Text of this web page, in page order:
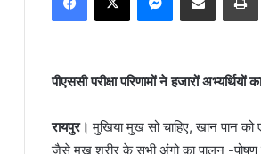
पीएससी परीक्षा परिणामों ने हजारों अभ्यर्थियों
रायपुर। मुखिया मुख सो चाहिए, खान पान
जैसे मुख शरीर के सभी अंगो का पालन -पोषण